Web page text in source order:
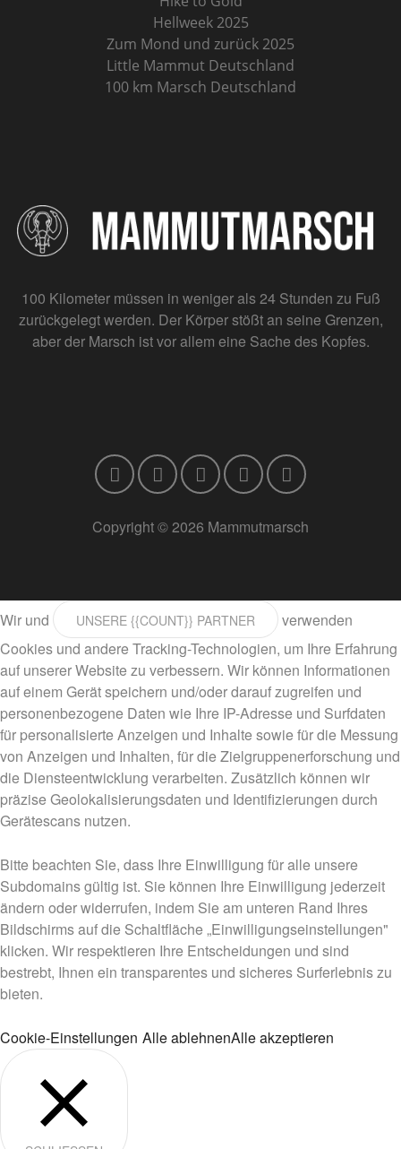
Hellweek 2025
Zum Mond und zurück 2025
Little Mammut Deutschland
100 km Marsch Deutschland
100 Kilometer müssen in weniger als 24 Stunden zu Fuß
zurückgelegt werden. Der Körper stößt an seine Grenzen,
aber der Marsch ist vor allem eine Sache des Kopfes.
Copyright © 2026 Mammutmarsch
Wir und UNSERE {{COUNT}} PARTNER
verwenden
Cookies und andere Tracking-Technologien, um Ihre Erfahrung
auf unserer Website zu verbessern. Wir können Informationen
auf einem Gerät speichern und/oder darauf zugreifen und
personenbezogene Daten wie Ihre IP-Adresse und Surfdaten
für personalisierte Anzeigen und Inhalte sowie für die Messung
von Anzeigen und Inhalten, für die Zielgruppenerforschung und
die Diensteentwicklung verarbeiten. Zusätzlich können wir
präzise Geolokalisierungsdaten und Identifizierungen durch
Gerätescans nutzen.
Bitte beachten Sie, dass Ihre Einwilligung für alle unsere
Subdomains gültig ist. Sie können Ihre Einwilligung jederzeit
ändern oder widerrufen, indem Sie am unteren Rand Ihres
Bildschirms auf die Schaltfläche „Einwilligungseinstellungen"
klicken. Wir respektieren Ihre Entscheidungen und sind
bestrebt, Ihnen ein transparentes und sicheres Surferlebnis zu
bieten.
Cookie-Einstellungen Alle ablehnenAlle akzeptieren